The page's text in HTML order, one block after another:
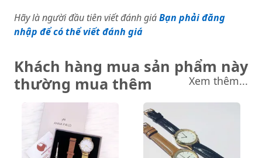
Hãy là người đầu tiên viết đánh giáBạn phải đăng
nhập để có thể viết đánh giá
Khách hàng mua sản phẩm này
thường mua thêm
Xem thêm...